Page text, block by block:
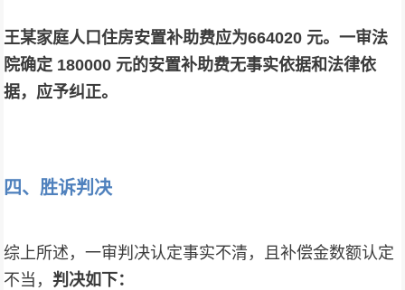
王某家庭人口住房安置补助费应为664020 元。一审法
院确定 180000 元的安置补助费无事实依据和法律依
据，应予纠正。
四、胜诉判决
综上所述，一审判决认定事实不清，且补偿金数额认定
不当，判决如下：